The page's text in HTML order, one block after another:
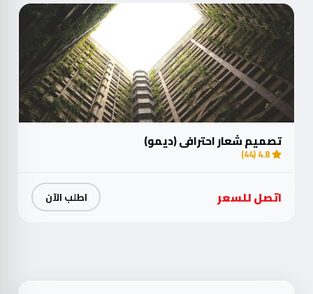
تصميم شعار احترافي (ديمو)
4.8 (44)
اتصل للسعر اطلب الآن